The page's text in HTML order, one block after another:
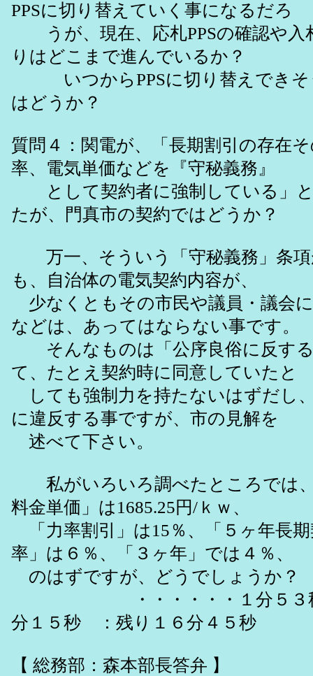
PPSに切り替えていく事になるだろ
うが、現在、応札PPSの確認や入
りはどこまで進んでいるか？
いつからPPSに切り替えできそ
はどうか？
質問４：関電が、「長期割引の存在
率、電気単価などを『守秘義務』
として契約者に強制している」
たが、門真市の契約ではどうか？
万一、そういう「守秘義務」条項
も、自治体の電気契約内容が、
少なくともその市民や議員・議会
などは、あってはならない事です。
そんなものは「公序良俗に反する
て、たとえ契約時に同意していたと
しても強制力を持たないはずだし
に違反する事ですが、市の見解を
述べて下さい。
私がいろいろ調べたところでは
料金単価」は1685.25円/ｋｗ、
「力率割引」は15％、「５ヶ年長
率」は６％、「３ヶ年」では４％、
のはずですが、どうでしょうか？
・・・・・・１分５３秒
分１５秒 ：残り１６分４５秒
【 総務部：森本部長答弁 】